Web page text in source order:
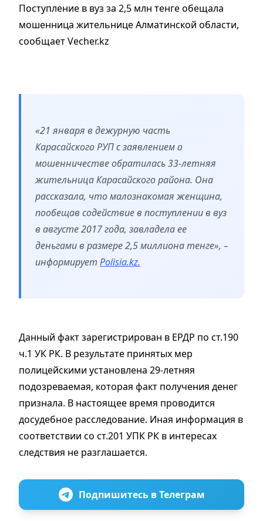
Поступление в вуз за 2,5 млн тенге обещала
мошенница жительнице Алматинской области,
сообщает Vecher.kz
«21 января в дежурную часть
Карасайского РУП с заявлением о
мошенничестве обратилась 33-летняя
жительница Карасайского района. Она
рассказала, что малознакомая женщина,
пообещав содействие в поступлении в вуз
в августе 2017 года, завладела ее
деньгами в размере 2,5 миллиона тенге», –
информирует Polisia.kz.
Данный факт зарегистрирован в ЕРДР по ст.190
ч.1 УК РК. В результате принятых мер
полицейскими установлена 29-летняя
подозреваемая, которая факт получения денег
признала. В настоящее время проводится
досудебное расследование. Иная информация в
соответствии со ст.201 УПК РК в интересах
следствия не разглашается.
Подпишитесь в Телеграм